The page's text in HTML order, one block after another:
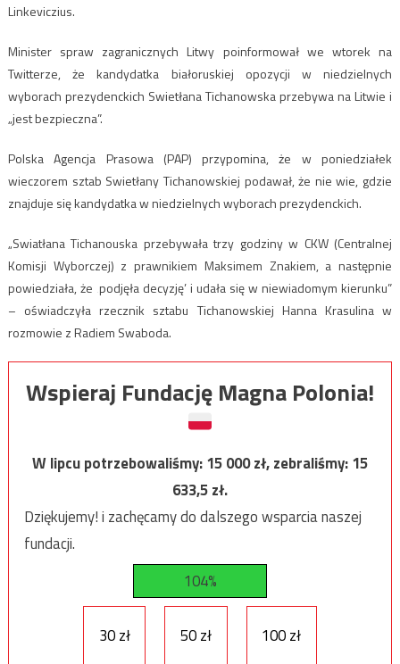
Linkeviczius.
Minister spraw zagranicznych Litwy poinformował we wtorek na
Twitterze, że kandydatka białoruskiej opozycji w niedzielnych
wyborach prezydenckich Swietłana Tichanowska przebywa na Litwie i
„jest bezpieczna”.
Polska Agencja Prasowa (PAP) przypomina, że w poniedziałek
wieczorem sztab Swietłany Tichanowskiej podawał, że nie wie, gdzie
znajduje się kandydatka w niedzielnych wyborach prezydenckich.
„Swiatłana Tichanouska przebywała trzy godziny w CKW (Centralnej
Komisji Wyborczej) z prawnikiem Maksimem Znakiem, a następnie
powiedziała, że ‚podjęła decyzję’ i udała się w niewiadomymkierunku”
– oświadczyła rzecznik sztabu Tichanowskiej Hanna Krasulina w
rozmowie z Radiem Swaboda.
Wspieraj Fundację Magna Polonia!
W lipcu potrzebowaliśmy:15 000zł, zebraliśmy:15
633,5zł.
Dziękujemy! i zachęcamy do dalszego wsparcia naszej
fundacji.
104%
30 zł 50 zł 100 zł